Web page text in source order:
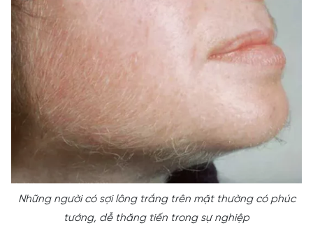
Những người có sợi lông trắng trên mặt thường có phúc
tướng, dễ thăng tiến trong sự nghiệp